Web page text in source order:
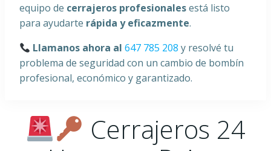
equipo de cerrajeros profesionalesestá listo
para ayudarte rápida y eficazmente.
Llamanos ahora al647 785 208 y resolvé tu
problema de seguridad con un cambio de bombín
profesional, económico y garantizado.
Cerrajeros 24